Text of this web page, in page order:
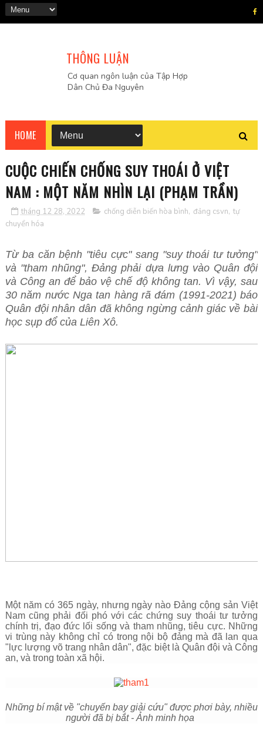
THÔNG LUẬN
Cơ quan ngôn luận của Tập Hợp
Dân Chủ Đa Nguyên
HOME
CUỘC CHIẾN CHỐNG SUY THOÁI Ở VIỆT
NAM : MỘT NĂM NHÌN LẠI (PHẠM TRẦN)
tháng 12 28, 2022 chống diễn biến hòa bình, đảng csvn, tự
chuyển hóa
Từ ba căn bệnh "tiêu cực" sang "suy thoái tư tưởng"
và "tham nhũng", Đảng phải dựa lưng vào Quân đội
và Công an để bảo vệ chế độ không tan. Vì vậy, sau
30 năm nước Nga tan hàng rã đám (1991-2021) báo
Quân đội nhân dân đã không ngừng cảnh giác về bài
học sụp đổ của Liên Xô.
Một năm có 365 ngày, nhưng ngày nào Đảng cộng sản Việt
Nam cũng phải đối phó với các chứng suy thoái tư tưởng
chính trị, đạo đức lối sống và tham nhũng, tiêu cực. Những
vi trùng này không chỉ có trong nội bộ đảng mà đã lan qua
"lực lượng võ trang nhân dân", đặc biệt là Quân đội và Công
an, và trong toàn xã hội.
Những bí mật về "chuyến bay giải cứu" được phơi bày, nhiều
người đã bị bắt - Ảnh minh họa